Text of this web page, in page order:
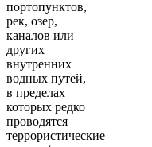
портопунктов,
рек, озер,
каналов или
других
внутренних
водных путей,
в пределах
которых редко
проводятся
террористические